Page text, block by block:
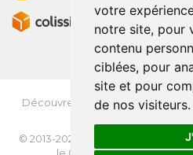
votre
notre site, pour
contenu
ciblées, pour
site et pour
de nos visiteurs.
Découvrez OrdoFlash.fr
© 2013-2026
- Tous
*